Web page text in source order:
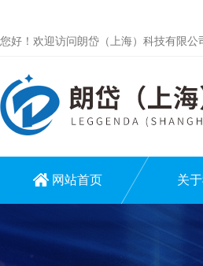
您好！欢迎访问朗岱（上海）科技有限公
网站首页 关